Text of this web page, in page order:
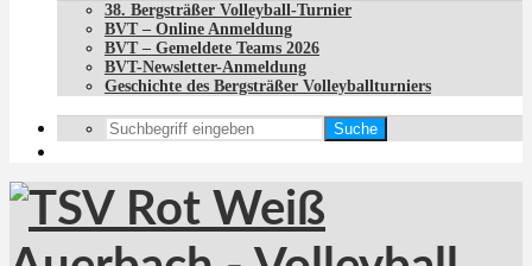
38. Bergsträßer Volleyball-Turnier
BVT – Online Anmeldung
BVT – Gemeldete Teams 2026
BVT-Newsletter-Anmeldung
Geschichte des Bergsträßer Volleyballturniers
Suche